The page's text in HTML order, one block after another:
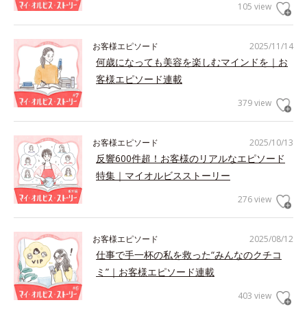
105 view
2025/11/14
お客様エピソード
何歳になっても美容を楽しむマインドを｜お
客様エピソード連載
379 view
2025/10/13
お客様エピソード
反響600件超！お客様のリアルなエピソード
特集｜マイオルビスストーリー
276 view
2025/08/12
お客様エピソード
仕事で手一杯の私を救った“みんなのクチコ
ミ”｜お客様エピソード連載
403 view